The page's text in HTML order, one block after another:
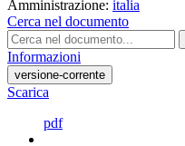
Amministrazione: italia
Cerca nel documento
Informazioni
versione-corrente
Scarica
pdf